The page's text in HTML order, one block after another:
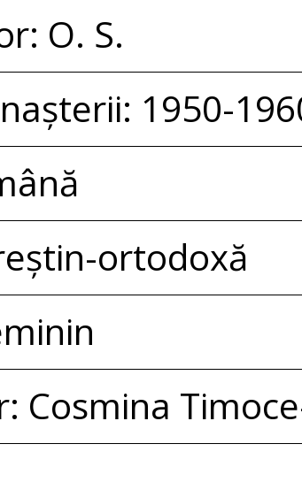
O. S.
1950-
ortodoxă
Cosmina